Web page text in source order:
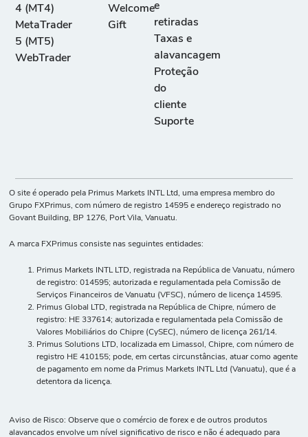
4 (MT4)
MetaTrader
5 (MT5)
WebTrader
Welcome
Gift
e
retiradas
Taxas e
alavancagem
Proteção
do
cliente
Suporte
O site é operado pela Primus Markets INTL Ltd, uma empresa membro do
Grupo FXPrimus, com número de registro 14595 e endereço registrado no
Govant Building, BP 1276, Port Vila, Vanuatu.
A marca FXPrimus consiste nas seguintes entidades:
Primus Markets INTL LTD, registrada na República de Vanuatu, número
de registro: 014595; autorizada e regulamentada pela Comissão de
Serviços Financeiros de Vanuatu (VFSC), número de licença 14595.
Primus Global LTD, registrada na República de Chipre, número de
registro: HE 337614; autorizada e regulamentada pela Comissão de
Valores Mobiliários do Chipre (CySEC), número de licença 261/14.
Primus Solutions LTD, localizada em Limassol, Chipre, com número de
registro HE 410155; pode, em certas circunstâncias, atuar como agente
de pagamento em nome da Primus Markets INTL Ltd (Vanuatu), que é a
detentora da licença.
Aviso de Risco: Observe que o comércio de forex e de outros produtos
alavancados envolve um nível significativo de risco e não é adequado para